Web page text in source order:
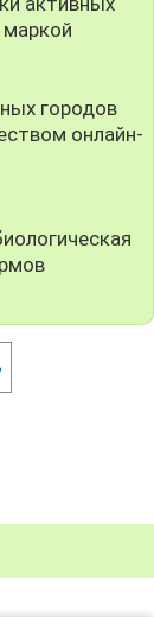
городов
онлайн-